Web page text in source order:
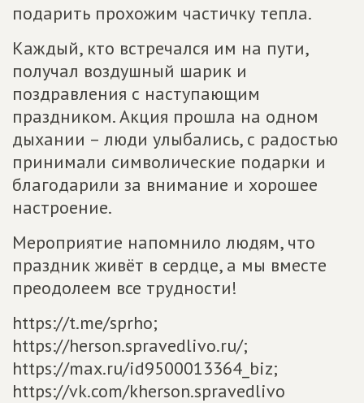
подарить прохожим частичку тепла.
Каждый, кто встречался им на пути,
получал воздушный шарик и
поздравления с наступающим
праздником. Акция прошла на одном
дыхании – люди улыбались, с радостью
принимали символические подарки и
благодарили за внимание и хорошее
настроение.
Мероприятие напомнило людям, что
праздник живёт в сердце, а мы вместе
преодолеем все трудности!
https://t.me/sprho;
https://herson.spravedlivo.ru/;
https://max.ru/id9500013364_biz;
https://vk.com/kherson.spravedlivo